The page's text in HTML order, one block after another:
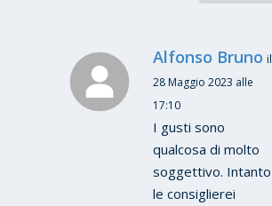
Alfonso Bruno il
28 Maggio 2023 alle
17:10
I gusti sono
qualcosa di molto
soggettivo. Intanto
le consiglierei